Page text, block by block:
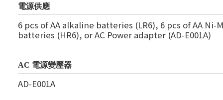
電源供應
6 pcs of AA alkaline batteries (LR6), 6 pcs of AA Ni-
batteries (HR6), or AC Power adapter (AD-E001A)
AC 電源變壓器
AD-E001A